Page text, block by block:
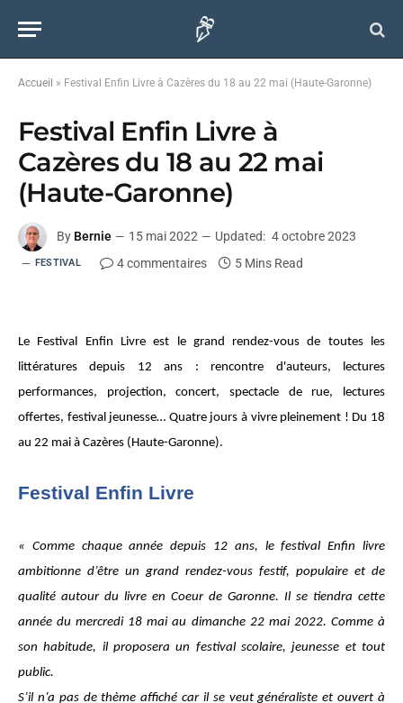
Accueil » Festival Enfin Livre à Cazères du 18 au 22 mai (Haute-Garonne)
Festival Enfin Livre à
Cazères du 18 au 22 mai
(Haute-Garonne)
By Bernie 15 mai 2022 Updated: 4 octobre 2023
FESTIVAL 4 commentaires 5 Mins Read
Le Festival Enfin Livre est le grand rendez-vous de toutes les
littératures depuis 12 ans : rencontre d'auteurs, lectures
performances, projection, concert, spectacle de rue, lectures
offertes, festival jeunesse… Quatre jours à vivre pleinement ! Du 18
au 22 mai à Cazères (Haute-Garonne).
Festival Enfin Livre
« Comme chaque année depuis 12 ans, le festival Enfin livre
ambitionne d’être un grand rendez-vous festif, populaire et de
qualité autour du livre en Coeur de Garonne. Il se tiendra cette
année du mercredi 18 mai au dimanche 22 mai 2022. Comme à
son habitude, il proposera un festival scolaire, jeunesse et tout
public.
S’il n’a pas de thème affiché car il se veut généraliste et ouvert à